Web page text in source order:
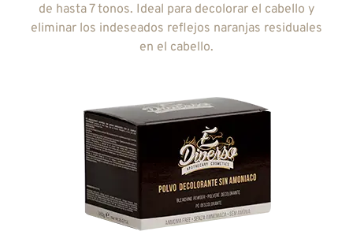
de hasta 7 tonos. Ideal para decolorar el cabello y
eliminar los indeseados reflejos naranjas residuales
en el cabello.